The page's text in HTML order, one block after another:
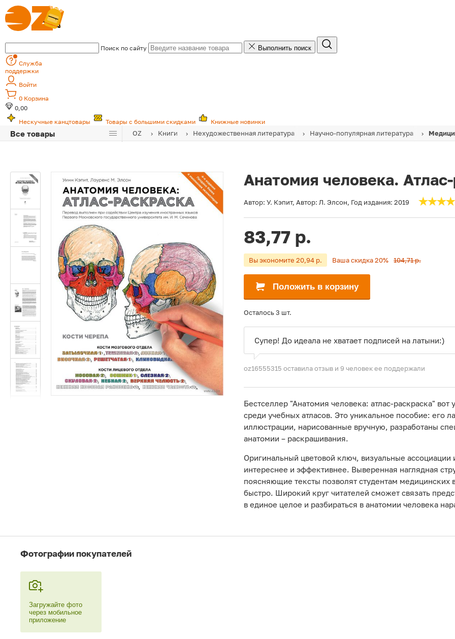
Поиск по сайту
Выполнить поиск
Служба
поддержки
Войти
0 Корзина
0,00
Нескучные канцтовары
Товары с большими скидками Книжные новинки
Все товары OZ Книги Нехудожественная литература Научно-популярная литература
Анатомия человека.
Автор: У. Кэпит, Автор: Л. Элсон, Год издания: 2019
83,77 р.
Вы экономите 20,94 р. Ваша скидка 20% 104,71 р.
Положить в корзину
Осталось 3 шт.
Супер! До идеала не хватает подписей на латыни:)
oz16555315 оставила отзыв и 9 человек ее поддержали
Бестселлер "Анатомия человека: атлас-раскраска"
среди учебных атласов. Это уникальное пособие: его
иллюстрации, нарисованные вручную, разработаны
анатомии – раскрашивания.
Оригинальный цветовой ключ, визуальные
интереснее и эффективнее. Выверенная наглядная
поясняющие тексты позволят студентам медицинских
быстро. Широкий круг читателей сможет связать
в единое целое и разбираться в анатомии человека
Фотографии покупателей
Загружайте фото
через мобильное
приложение